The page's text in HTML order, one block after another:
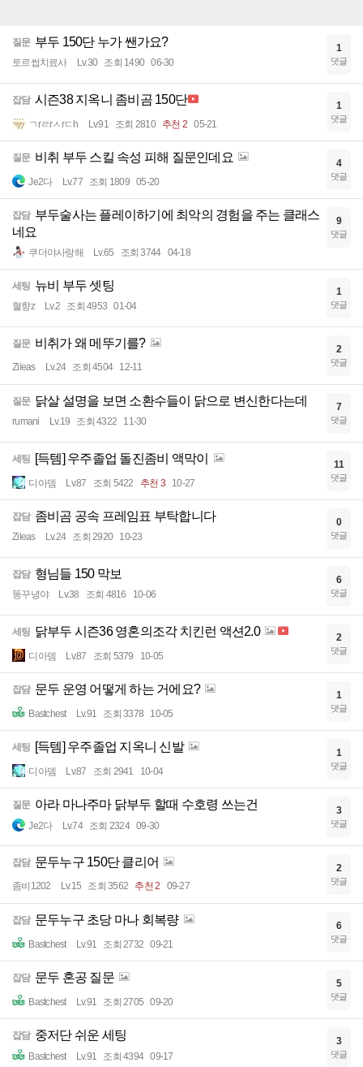
질문 부두 150단 누가 쌘가요?
토르썹치료사 Lv.30 조회 1490 06-30
1
댓글
잡담 시즌38 지옥니 좀비곰 150단
ㄱrㄹrㅅrㄷh Lv.91 조회 2810 추천 2 05-21
1
댓글
질문 비취 부두 스킬 속성 피해 질문인데요
Je2다 Lv.77 조회 1809 05-20
4
댓글
잡담 부두술사는 플레이하기에 최악의 경험을 주는 클래스
네요
쿠더야사랑해 Lv.65 조회 3744 04-18
9
댓글
세팅 뉴비 부두 셋팅
혈향z Lv.2 조회 4953 01-04
1
댓글
질문 비취가 왜 메뚜기를?
Zileas Lv.24 조회 4504 12-11
2
댓글
질문 닭살 설명을 보면 소환수들이 닭으로 변신한다는데
rumani Lv.19 조회 4322 11-30
7
댓글
세팅 [득템] 우주졸업 돌진좀비 액막이
디아뎀 Lv.87 조회 5422 추천 3 10-27
11
댓글
잡담 좀비곰 공속 프레임표 부탁합니다
Zileas Lv.24 조회 2920 10-23
0
댓글
잡담 형님들 150 막보
똥꾸녕야 Lv.38 조회 4816 10-06
6
댓글
세팅 닭부두 시즌36 영혼의조각 치킨런 액션2.0
디아뎀 Lv.87 조회 5379 10-05
2
댓글
잡담 문두 운영 어떻게 하는 거에요?
Bastchest Lv.91 조회 3378 10-05
1
댓글
세팅 [득템] 우주졸업 지옥니 신발
디아뎀 Lv.87 조회 2941 10-04
1
댓글
질문 아라 마나주마 닭부두 할때 수호령 쓰는건
Je2다 Lv.74 조회 2324 09-30
3
댓글
잡담 문두누구 150단 클리어
좀비1202 Lv.15 조회 3562 추천 2 09-27
2
댓글
잡담 문두누구 초당 마나 회복량
Bastchest Lv.91 조회 2732 09-21
6
댓글
잡담 문두 혼공 질문
Bastchest Lv.91 조회 2705 09-20
5
댓글
잡담 중저단 쉬운 세팅
Bastchest Lv.91 조회 4394 09-17
3
댓글